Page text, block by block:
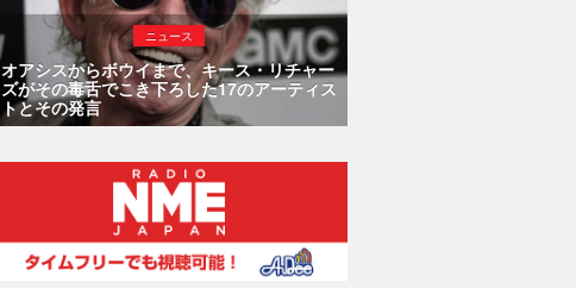
ニュース
オアシスからボウイまで、キース・リチャー
ズがその毒舌でこき下ろした17のアーティス
トとその発言